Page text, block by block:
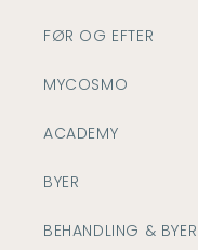
FØR OG EFTER
MYCOSMO
ACADEMY
BYER
BEHANDLING & BYER